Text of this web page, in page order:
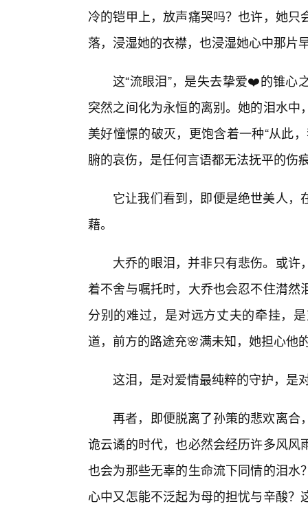
冷的铠甲上，放声痛哭吗？也许，她
落，浸湿她的衣襟，也浸湿她心中那片
这“流眼泪”，是失去挚爱❤️的锥心
突然之间化为永恒的离别。她的泪水
美好憧憬的破灭，更饱含着一种“从此
腑的哀伤，是任何言语都无法抚平的伤
它让我们看到，即便是绝世美人
藉。
大乔的眼泪，并非只有悲伤。或
着不舍与嘱托时，大乔也会忍不住潸
分别的难过，是对远方丈夫的牵挂，
道，前方的路途充🌸满未知，她担心他
这泪，是对爱情最纯粹的守护，是
再者，即便脱离了孙策的悲欢离合
诡云谲的时代，也必然会经历许多风
也会为那些无辜的生命流下同情的泪
心中又怎能不泛起为母的担忧与辛酸